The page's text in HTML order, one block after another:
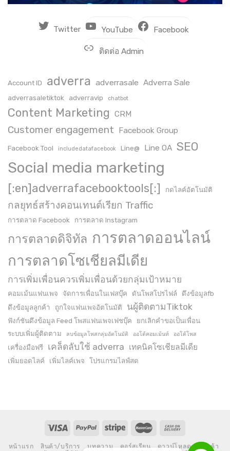
Twitter YouTube Facebook
ติดต่อ Admin
Account ID adverra adverrasale Adverra Sale
adverrasaletiktok adverravip chatbot
Content Marketing CRM
Customer engagement Facebook Group
Facebook Tool includedatafacebook Line@ Line OA SEO
Social media marketing
[:en]adverrafacebooktools[:] กดไลค์อัตโนมัติ
กลยุทธ์สร้างคอนเทนต์เรียก Traffic
การตลาด Facebook การตลาด Instagram
การตลาดดิจิทัล การตลาดออนไลน์
การตลาดโซเชียลมีเดีย
การเพิ่มเพื่อนควรเพิ่มเพื่อนด้วยกลุ่มเป้าหมาย
คอมเม้นแฟนเพจ จัดการเพื่อนในเฟสบุ๊ค ดันโพสโปรไฟล์
ดึงข้อมูลfb
ดึงข้อมูลลูกค้า
ถูกใจแฟนเพจอัตโนมัติ นผู้ติดตามTiktok
ฟังก์ชันดึงข้อมูล Feed โพสแฟนเพจเฟชบุ๊ค
ยกเลิกคำขอเป็นเพื่อน
ระบบเพิ่มผู้ติดตาม
ลบข้อมูลโพสกลุ่มอัตโนมัติ ออโต้คอมเม้นท์ ออโต้โพส
เครื่องมือฟรี เคล็ดลับใช้ adverra เทคนิคโซเชียลมีเดีย
เพิ่มยอดไลค์ เพิ่มไลค์เพจ โปรแกรมไลฟ์สด
หน้าแรก สินค้า/บริการ บทความ คอร์สเรียน ดาวน์โหลด
ร้านค้า